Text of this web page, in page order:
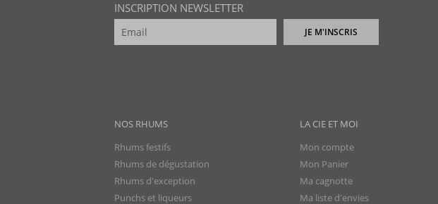
INSCRIPTION NEWSLETTER
JE M'INSCRIS
NOS RHUMS
Rhums festifs
Rhums de dégustation
Rhums d'exception
Punchs et liqueurs
LA CIE ET MOI
Mon compte
Mon Panier
Ma cagnotte
Ma liste d'envies